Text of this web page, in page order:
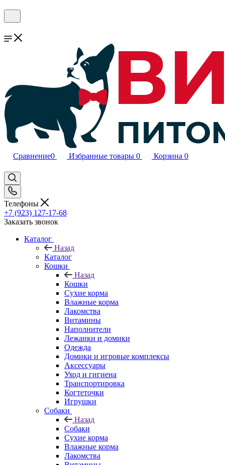
Сравнение0 Избранные товары 0 Корзина 0
Телефоны
+7 (923) 127-17-68
Заказать звонок
Каталог
Назад
Каталог
Кошки
Назад
Кошки
Сухие корма
Влажные корма
Лакомства
Витамины
Наполнители
Лежанки и домики
Одежда
Домики и игровые комплексы
Аксессуары
Уход и гигиена
Транспортировка
Когтеточки
Игрушки
Собаки
Назад
Собаки
Сухие корма
Влажные корма
Лакомства